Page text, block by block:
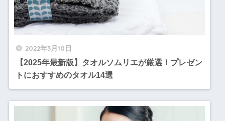
2022年3月10日
【2025年最新版】タオルソムリエが厳選！プレゼン
トにおすすめのタオル14選